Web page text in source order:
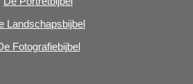
Landschapsbijbel
Fotografiebijbel